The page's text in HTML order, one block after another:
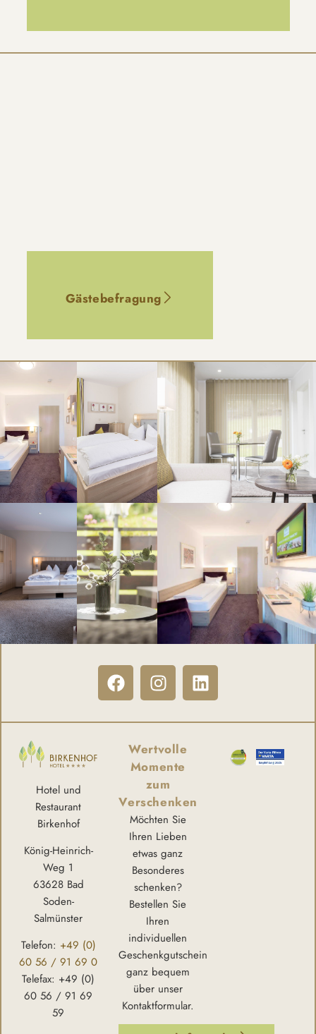
Gästebefragung
Hotel und
Restaurant
Birkenhof
König-Heinrich-
Weg 1
63628 Bad
Soden-
Salmünster
Telefon: +49 (0)
60 56 / 91 69 0
Telefax: +49 (0)
60 56 / 91 69
59
Wertvolle
Momente
zum
Verschenken
Möchten Sie
Ihren Lieben
etwas ganz
Besonderes
schenken?
Bestellen Sie
Ihren
individuellen
Geschenkgutschein
ganz bequem
über unser
Kontaktformular.